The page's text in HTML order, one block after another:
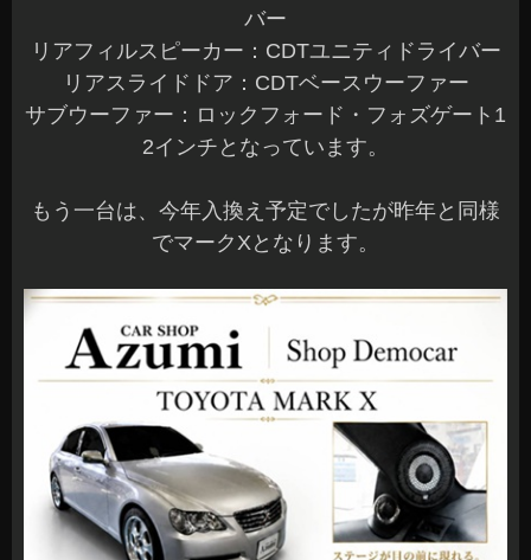
バー
リアフィルスピーカー：CDTユニティドライバー
リアスライドドア：CDTベースウーファー
サブウーファー：ロックフォード・フォズゲート1
2インチとなっています。
もう一台は、今年入換え予定でしたが昨年と同様
でマークXとなります。